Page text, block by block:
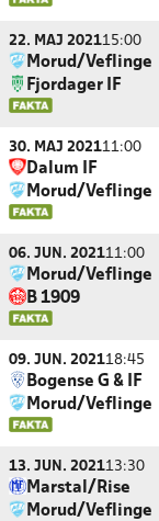
22. MAJ 202115:00
Morud/Veflinge
Fjordager IF
30. MAJ 202111:00
Dalum IF
Morud/Veflinge
06. JUN. 202111:00
Morud/Veflinge
B 1909
09. JUN. 202118:45
Bogense G & IF
Morud/Veflinge
13. JUN. 202113:30
Marstal/Rise
Morud/Veflinge